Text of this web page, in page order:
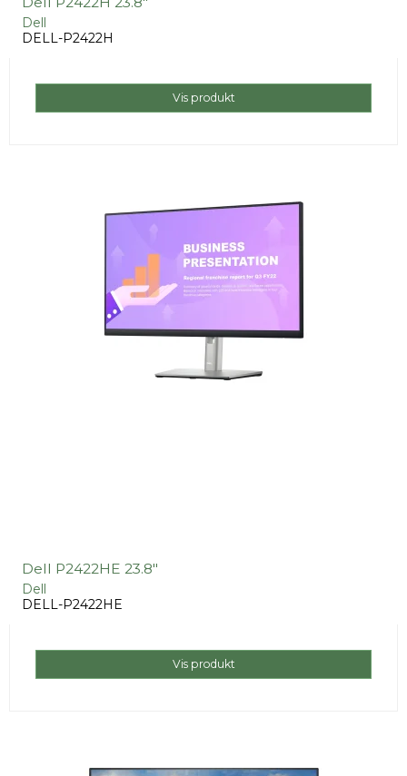
Dell
DELL-P2422H
Vis produkt
Dell P2422HE 23.8"
Dell
DELL-P2422HE
Vis produkt